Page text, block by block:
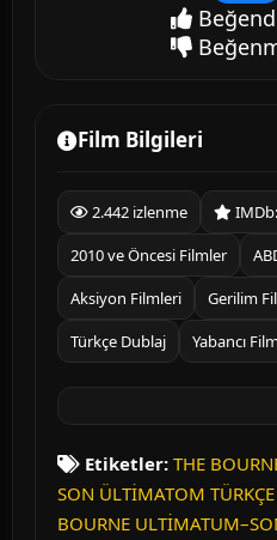
Film Bilgileri
2.442 izlenme
2010 ve Öncesi Filmler
Aksiyon Filmleri
Gerilim
Türkçe Dublaj
Yabancı
Etiketler: THE
SON ÜLTİMATOM
BOURNE